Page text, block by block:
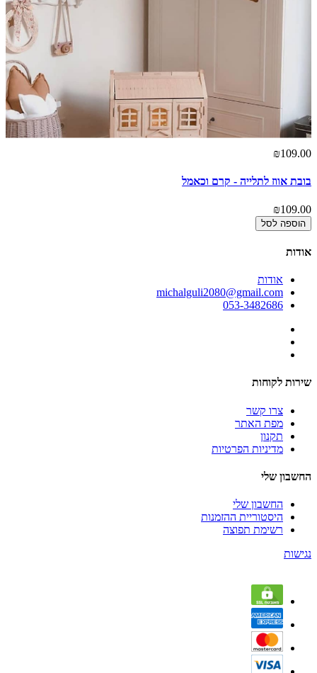
₪109.00
בובת אווז לתלייה - קרם וכאמל
₪109.00
הוספה לסל
אודות
אודות
michalguli2080@gmail.com
053-3482686
שירות לקוחות
צרו קשר
מפת האתר
תקנון
מדיניות הפרטיות
החשבון שלי
החשבון שלי
היסטוריית ההזמנות
רשימת תפוצה
נגישות